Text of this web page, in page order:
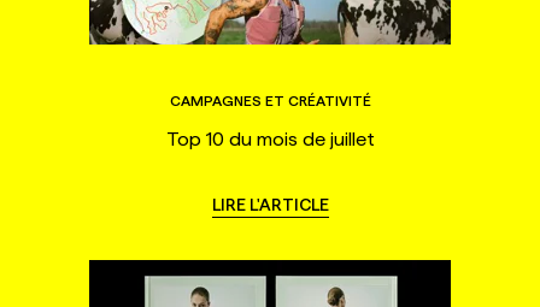
CAMPAGNES ET CRÉATIVITÉ
Top 10 du mois de juillet
LIRE L'ARTICLE